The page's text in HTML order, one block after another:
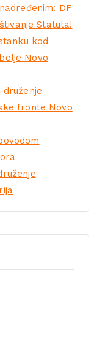
DF
Statuta!
kod
Novo
fronte Novo